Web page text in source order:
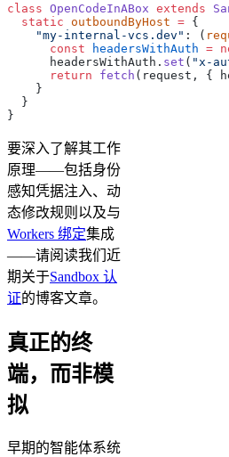
class OpenCodeInABox extends
  static
outboundByHost = {
    "my-internal-vcs.dev"
: (
      const
headersWithAuth =
      headersWithAuth.
set ( "x-
      return
fetch (request, {
    }
  }
}
要深入了解其工作
原理——包括身份
感知凭据注入、动
态修改规则以及与
Workers 绑定集成
——请阅读我们近
期关于Sandbox 认
证的博客文章。
真正的终
端，而非模
拟
早期的智能体系统